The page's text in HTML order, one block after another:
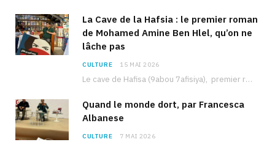
La Cave de la Hafsia : le premier roman
de Mohamed Amine Ben Hlel, qu’on ne
lâche pas
CULTURE 15 MAI 2026
Le cave de Hafisa (9abou 7afisiya), premier roman du journaliste tunisien Mohamed Amine Ben Hlel,…
Quand le monde dort, par Francesca
Albanese
CULTURE 7 MAI 2026